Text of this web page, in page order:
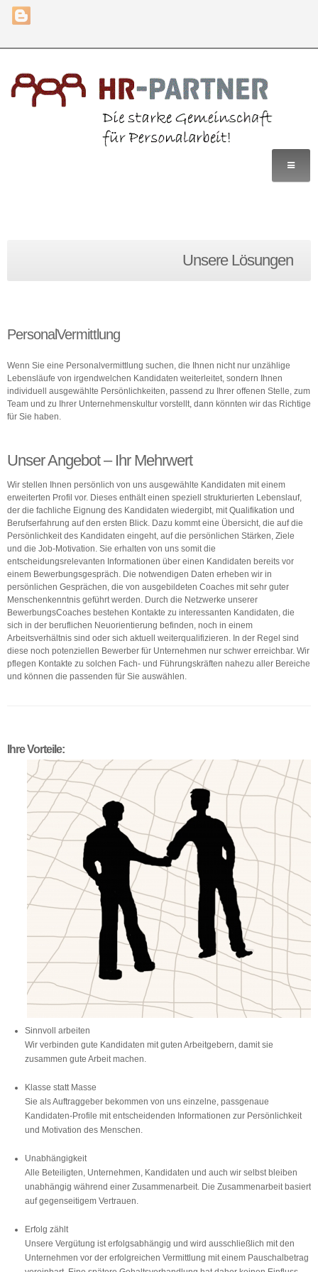
Unsere Lösungen
PersonalVermittlung
Wenn Sie eine Personalvermittlung suchen, die Ihnen nicht nur unzählige
Lebensläufe von irgendwelchen Kandidaten weiterleitet, sondern Ihnen
individuell ausgewählte Persönlichkeiten, passend zu Ihrer offenen Stelle, zum
Team und zu Ihrer Unternehmenskultur vorstellt, dann könnten wir das Richtige
für Sie haben.
Unser Angebot – Ihr Mehrwert
Wir stellen Ihnen persönlich von uns ausgewählte Kandidaten mit einem
erweiterten Profil vor. Dieses enthält einen speziell strukturierten Lebenslauf,
der die fachliche Eignung des Kandidaten wiedergibt, mit Qualifikation und
Berufserfahrung auf den ersten Blick. Dazu kommt eine Übersicht, die auf die
Persönlichkeit des Kandidaten eingeht, auf die persönlichen Stärken, Ziele
und die Job-Motivation. Sie erhalten von uns somit die
entscheidungsrelevanten Informationen über einen Kandidaten bereits vor
einem Bewerbungsgespräch. Die notwendigen Daten erheben wir in
persönlichen Gesprächen, die von ausgebildeten Coaches mit sehr guter
Menschenkenntnis geführt werden. Durch die Netzwerke unserer
BewerbungsCoaches bestehen Kontakte zu interessanten Kandidaten, die
sich in der beruflichen Neuorientierung befinden, noch in einem
Arbeitsverhältnis sind oder sich aktuell weiterqualifizieren. In der Regel sind
diese noch potenziellen Bewerber für Unternehmen nur schwer erreichbar. Wir
pflegen Kontakte zu solchen Fach- und Führungskräften nahezu aller Bereiche
und können die passenden für Sie auswählen.
Ihre Vorteile:
Sinnvoll arbeiten
Wir verbinden gute Kandidaten mit guten Arbeitgebern, damit sie
zusammen gute Arbeit machen.
Klasse statt Masse
Sie als Auftraggeber bekommen von uns einzelne, passgenaue
Kandidaten-Profile mit entscheidenden Informationen zur Persönlichkeit
und Motivation des Menschen.
Unabhängigkeit
Alle Beteiligten, Unternehmen, Kandidaten und auch wir selbst bleiben
unabhängig während einer Zusammenarbeit. Die Zusammenarbeit basiert
auf gegenseitigem Vertrauen.
Erfolg zählt
Unsere Vergütung ist erfolgsabhängig und wird ausschließlich mit den
Unternehmen vor der erfolgreichen Vermittlung mit einem Pauschalbetrag